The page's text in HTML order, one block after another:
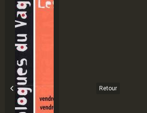
Retour